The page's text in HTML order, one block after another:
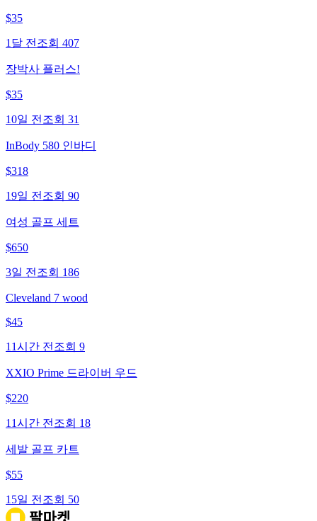
$35
1달 전 조회 407
장박사 플러스!
$35
10일 전 조회 31
InBody 580 인바디
$318
19일 전 조회 90
여성 골프 세트
$650
3일 전 조회 186
Cleveland 7 wood
$45
11시간 전 조회 9
XXIO Prime 드라이버 우드
$220
11시간 전 조회 18
세발 골프 카트
$55
15일 전 조회 50